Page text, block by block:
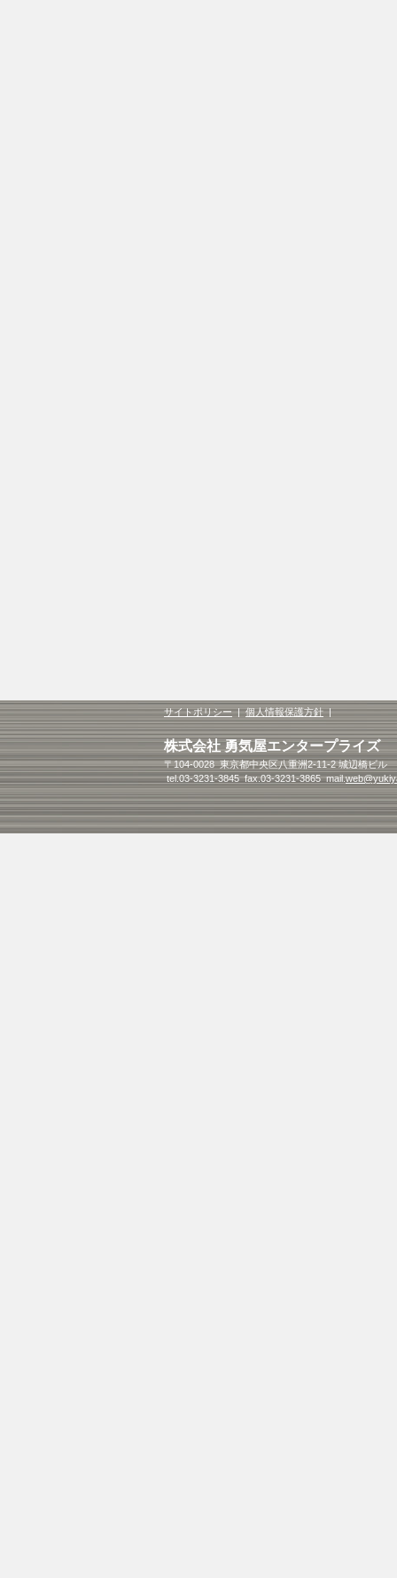
サイトポリシー|個人情報保護方針|
株式会社 勇気屋エンタープライズ
〒104-0028 東京都中央区八重洲2-11-2 城辺橋ビル
tel.03-3231-3845 fax.03-3231-3865 mail.